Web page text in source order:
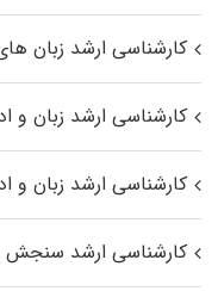
کارشناسی ارشد زبان‌
کارشناسی ارشد زبان و
کارشناسی ارشد زبان و
کارشناسی ارشد سنجش